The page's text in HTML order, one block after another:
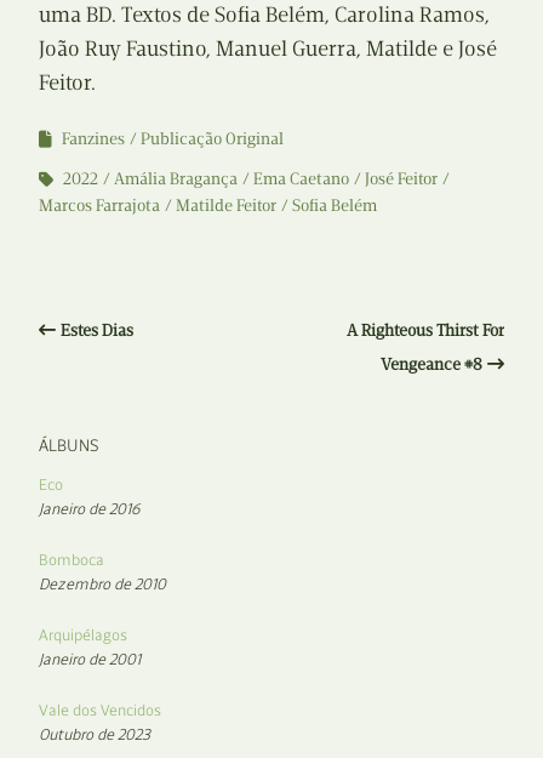
uma BD. Textos de Sofia Belém, Carolina Ramos,
João Ruy Faustino, Manuel Guerra, Matilde e José
Feitor.
Fanzines
Publicação Original
2022
Amália Bragança Ema Caetano
José Feitor
Marcos Farrajota
Matilde Feitor Sofia Belém
Estes Dias
A Righteous Thirst For
Vengeance #8
ÁLBUNS
Eco
Janeiro de 2016
Bomboca
Dezembro de 2010
Arquipélagos
Janeiro de 2001
Vale dos Vencidos
Outubro de 2023